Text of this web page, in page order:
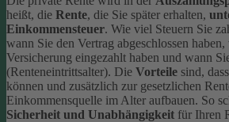
heißt, die Rente, die Sie später erhalten,
Einkommensteuer. Wie viel Steuern Sie
wann Sie den Vertrag abgeschlossen
Versicherung eingezahlt haben und wann
(Renteneintrittsalter). Die Vorteile sind,
können und zusätzlich zur gesetzlichen
Einkommensquelle im Alter aufbauen. So
Sicherheit und Unabhängigkeit für Ihren